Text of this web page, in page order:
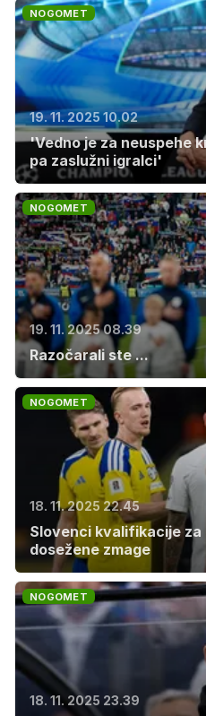
NOGOMET
19. 11. 2025 10.02
'Vedno je za neuspehe
pa zaslužni igralci'
NOGOMET
19. 11. 2025 08.39
Razočarali ste ...
NOGOMET
18. 11. 2025 22.45
Slovenci kvalifikacije za
dosežene zmage
NOGOMET
18. 11. 2025 23.39